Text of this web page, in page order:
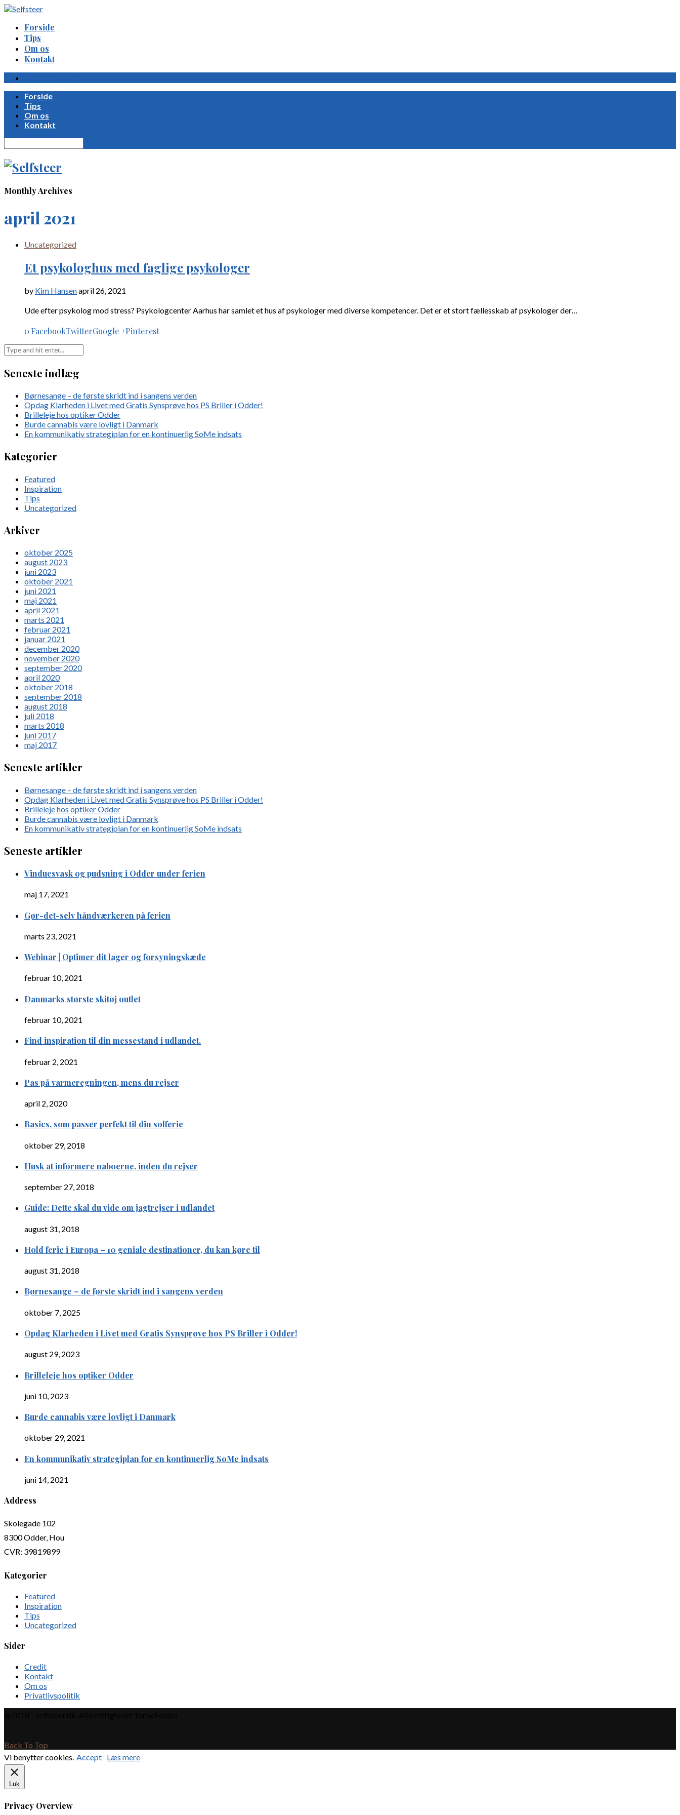
Forside
Tips
Om os
Kontakt
Forside
Tips
Om os
Kontakt
Monthly Archives
april 2021
Uncategorized
Et psykologhus med faglige psykologer
by Kim Hansenapril 26, 2021
Ude efter psykolog mod stress? Psykologcenter Aarhus har samlet et hus af psykologer med diverse kompetencer. Det er et stort fællesskab af psykologer der…
0FacebookTwitterGoogle +Pinterest
Seneste indlæg
Børnesange – de første skridt ind i sangens verden
Opdag Klarheden i Livet med Gratis Synsprøve hos PS Briller i Odder!
Brilleleje hos optiker Odder
Burde cannabis være lovligt i Danmark
En kommunikativ strategiplan for en kontinuerlig SoMe indsats
Kategorier
Featured
Inspiration
Tips
Uncategorized
Arkiver
oktober 2025
august 2023
juni 2023
oktober 2021
juni 2021
maj 2021
april 2021
marts 2021
februar 2021
januar 2021
december 2020
november 2020
september 2020
april 2020
oktober 2018
september 2018
august 2018
juli 2018
marts 2018
juni 2017
maj 2017
Seneste artikler
Børnesange – de første skridt ind i sangens verden
Opdag Klarheden i Livet med Gratis Synsprøve hos PS Briller i Odder!
Brilleleje hos optiker Odder
Burde cannabis være lovligt i Danmark
En kommunikativ strategiplan for en kontinuerlig SoMe indsats
Seneste artikler
Vinduesvask og pudsning i Odder under ferien
maj 17, 2021
Gør-det-selv håndværkeren på ferien
marts 23, 2021
Webinar | Optimer dit lager og forsyningskæde
februar 10, 2021
Danmarks største skitøj outlet
februar 10, 2021
Find inspiration til din messestand i udlandet.
februar 2, 2021
Pas på varmeregningen, mens du rejser
april 2, 2020
Basics, som passer perfekt til din solferie
oktober 29, 2018
Husk at informere naboerne, inden du rejser
september 27, 2018
Guide: Dette skal du vide om jagtrejser i udlandet
august 31, 2018
Hold ferie i Europa – 10 geniale destinationer, du kan køre til
august 31, 2018
Børnesange – de første skridt ind i sangens verden
oktober 7, 2025
Opdag Klarheden i Livet med Gratis Synsprøve hos PS Briller i Odder!
august 29, 2023
Brilleleje hos optiker Odder
juni 10, 2023
Burde cannabis være lovligt i Danmark
oktober 29, 2021
En kommunikativ strategiplan for en kontinuerlig SoMe indsats
juni 14, 2021
Address
Skolegade 102
8300 Odder, Hou
CVR: 39819899
Kategorier
Featured
Inspiration
Tips
Uncategorized
Sider
Credit
Kontakt
Om os
Privatlivspolitik
Back To Top
Vi benytter cookies. Accept Læs mere
Luk
Privacy Overview